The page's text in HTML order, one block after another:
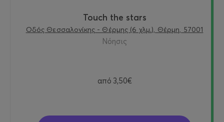
Touch the stars
Οδός Θεσσαλονίκης - Θέρμης (6 χλμ.), Θέρμη, 57001
Νόησις
από 3,50€